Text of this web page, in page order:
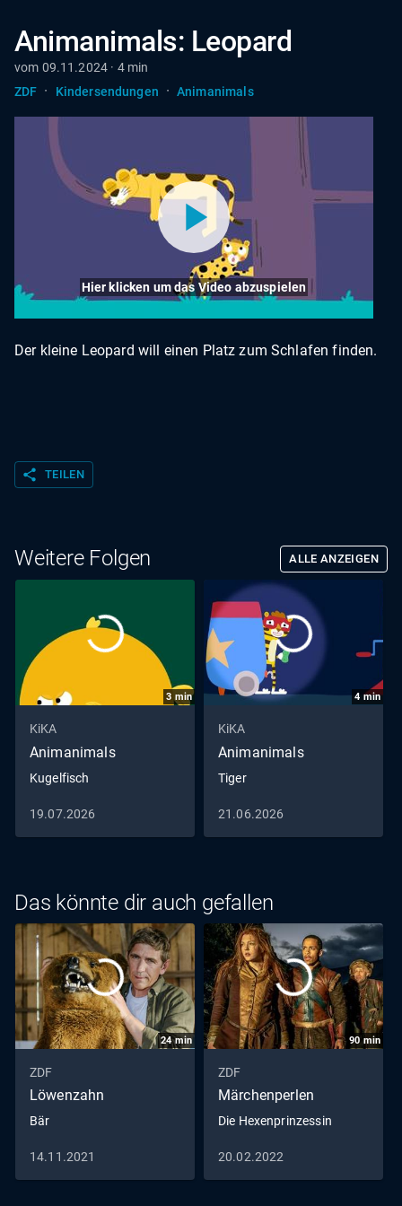
Animanimals: Leopard
vom 09.11.2024 · 4 min
ZDF · Kindersendungen · Animanimals
Hier klicken um das Video abzuspielen
Der kleine Leopard will einen Platz zum Schlafen finden.
share TEILEN
Weitere Folgen ALLE ANZEIGEN
3 min
KiKA
Animanimals
Kugelfisch
19.07.2026
4 min
KiKA
Animanimals
Tiger
21.06.2026
Das könnte dir auch gefallen
24min
ZDF
Löwenzahn
Bär
14.11.2021
90 min
ZDF
Märchenperlen
Die Hexenprinzessin
20.02.2022